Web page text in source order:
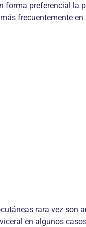
forma preferencial la
frecuentemente
rara vez son
en algunos